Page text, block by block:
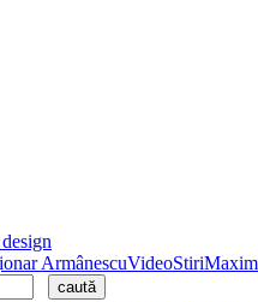
ArmânescuVideoStiri